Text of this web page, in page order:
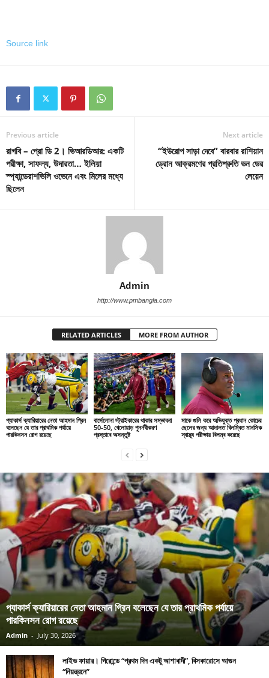
Source link
Previous article
রাগবি – প্রো ডি 2। ভিআরডিআর: একটি
পরীক্ষা, সাফল্য, উদারতা… ইলিয়া
স্প্যান্ডেরাশভিলি ওভেনে এবং মিলের মধ্যে
ছিলেন
Next article
“ইউরোপ সাড়া দেবে” বারবার রাশিয়ান
ড্রোন আক্রমণের প্রতিশ্রুতি ভন ডের
লেয়েন
Admin
http://www.pmbangla.com
RELATED ARTICLES MORE FROM AUTHOR
প্যাকার্স ক্যারিয়ারের নেতা আহমান গ্রিন
বলেছেন যে তার প্রাথমিক পর্যায়ে
পারকিনসন রোগ রয়েছে
বার্সেলোনা স্ট্রাইকারের থাকার সম্ভাবনা
50-50, খেলোয়াড় পুনর্নবীকরণ
প্রস্তাবে অসন্তুষ্ট
মাকে গুলি করে অভিযুক্ত প্রধান কোচের
ছেলের জন্য আদালত বিলম্বিত মানসিক
স্বাস্থ্য পরীক্ষায় বিলম্ব করেছে
প্যাকার্স ক্যারিয়ারের নেতা আহমান গ্রিন বলেছেন যে তার প্রাথমিক পর্যায়ে
পারকিনসন রোগ রয়েছে
Admin - July 30, 2026
লাইভ ফায়ার। গিরোন্ডে “প্রথম দিন একটু আশাবাদী”, বিসকারোসে আগুন
“নিয়ন্ত্রনে”